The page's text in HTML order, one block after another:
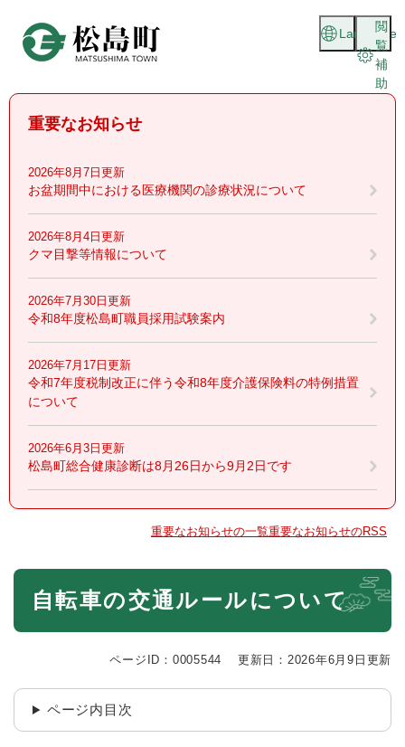
頭
閲
覧
補
助
Language
重要なお知らせ
2026年8月7日更新
お盆期間中における医療機関の診療状況について
2026年8月4日更新
クマ目撃等情報について
2026年7月30日更新
令和8年度松島町職員採用試験案内
2026年7月17日更新
令和7年度税制改正に伴う令和8年度介護保険料の特例措置
について
2026年6月3日更新
松島町総合健康診断は8月26日から9月2日です
重要なお知らせの一覧重要なお知らせのRSS
本
自転車の交通ルールについて
ページID：0005544 更新日：2026年6月9日更新
ページ内目次